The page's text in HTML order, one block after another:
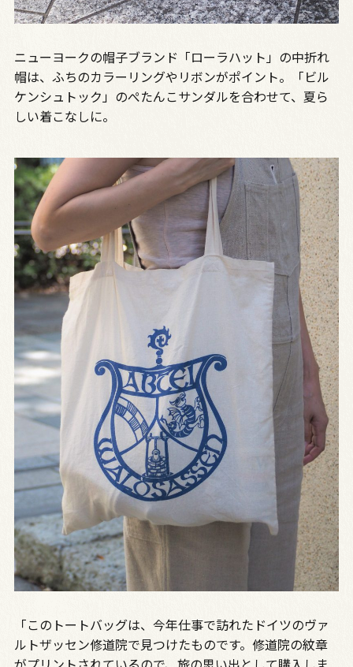
ニューヨークの帽子ブランド「ローラハット」の中折れ
帽は、ふちのカラーリングやリボンがポイント。「ビル
ケンシュトック」のぺたんこサンダルを合わせて、夏ら
しい着こなしに。
「このトートバッグは、今年仕事で訪れたドイツのヴァ
ルトザッセン修道院で見つけたものです。修道院の紋章